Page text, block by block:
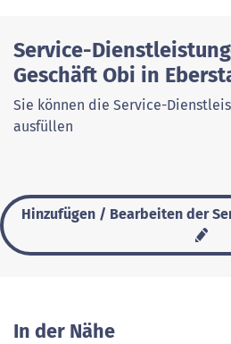
Service-
Geschäft Obi in
Sie können die Service-
ausfüllen
Hinzufügen / Bearbeiten der
In der Nähe